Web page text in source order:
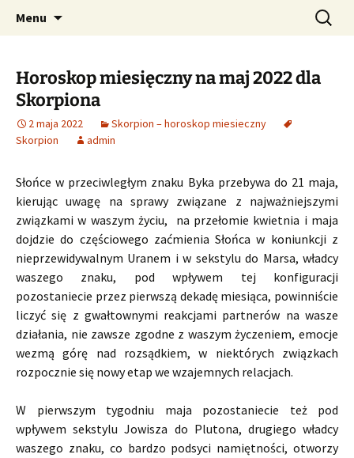
CzaroMarowy horoskop
dzienny, miesięczny i
tygodniowy
Profesjonalne przepowiednie astrologiczne
Menu Szukaj:
Horoskop miesięczny na maj 2022 dla
Skorpiona
2 maja 2022
Skorpion – horoskop miesieczny
Skorpion
admin
Słońce w przeciwległym znaku Byka przebywa do 21 maja,
kierując uwagę na sprawy związane z najważniejszymi
związkami w waszym życiu, na przełomie kwietnia i maja
dojdzie do częściowego zaćmienia Słońca w koniunkcji z
nieprzewidywalnym Uranem i w sekstylu do Marsa, władcy
waszego znaku, pod wpływem tej konfiguracji
pozostaniecie przez pierwszą dekadę miesiąca, powinniście
liczyć się z gwałtownymi reakcjami partnerów na wasze
działania, nie zawsze zgodne z waszym życzeniem, emocje
wezmą górę nad rozsądkiem, w niektórych związkach
rozpocznie się nowy etap we wzajemnych relacjach.
W pierwszym tygodniu maja pozostaniecie też pod
wpływem sekstylu Jowisza do Plutona, drugiego władcy
waszego znaku, co bardzo podsyci namiętności, otworzy